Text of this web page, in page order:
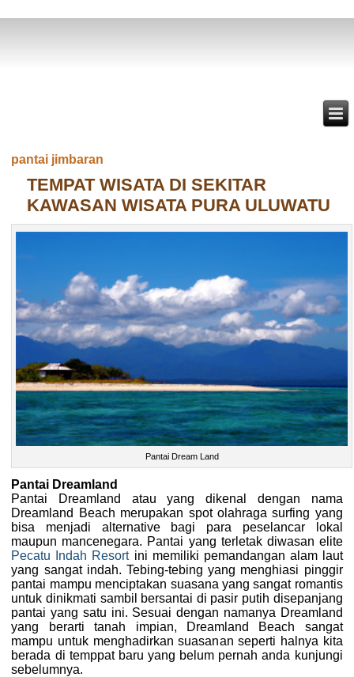
pantai jimbaran
TEMPAT WISATA DI SEKITAR
KAWASAN WISATA PURA ULUWATU
Pantai Dream Land
Pantai Dreamland
Pantai Dreamland atau yang dikenal dengan nama
Dreamland Beach merupakan spot olahraga surfing yang
bisa menjadi alternative bagi para peselancar lokal
maupun mancenegara. Pantai yang terletak diwasan elite
Pecatu Indah Resortini memiliki pemandangan alam laut
yang sangat indah. Tebing-tebing yang menghiasi pinggir
pantai mampu menciptakan suasana yang sangat romantis
untuk dinikmati sambil bersantai di pasir putih disepanjang
pantai yang satu ini. Sesuai dengan namanya Dreamland
yang berarti tanah impian, Dreamland Beach sangat
mampu untuk menghadirkan suasanan seperti halnya kita
berada di temppat baru yang belum pernah anda kunjungi
sebelumnya.